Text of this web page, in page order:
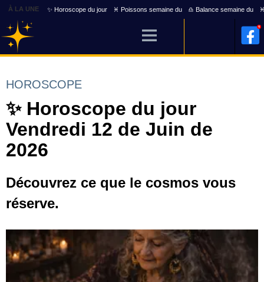
À LA UNE ✨ Horoscope du jour ♓ Poissons semaine du ♎ Balance semaine du
HOROSCOPE
✨ Horoscope du jour
Vendredi 12 de Juin de
2026
Découvrez ce que le cosmos vous
réserve.